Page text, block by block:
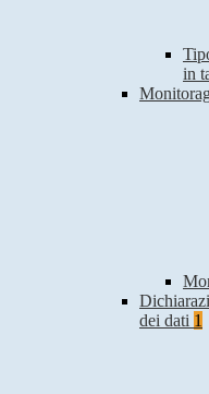
in
dei dati 1